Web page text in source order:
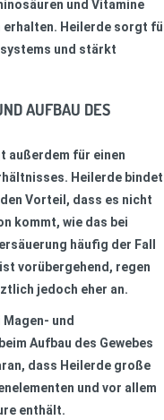
und Vitamine
erhalten. Heilerde sorgt
und stärkt
AUFBAU DES
außerdem für einen
Heilerde bindet
Vorteil, dass es nicht
kommt, wie das bei
häufig der Fall
vorübergehend, regen
jedoch eher an.
und
Aufbau des Gewebes
dass Heilerde große
und vor allem
enthält.